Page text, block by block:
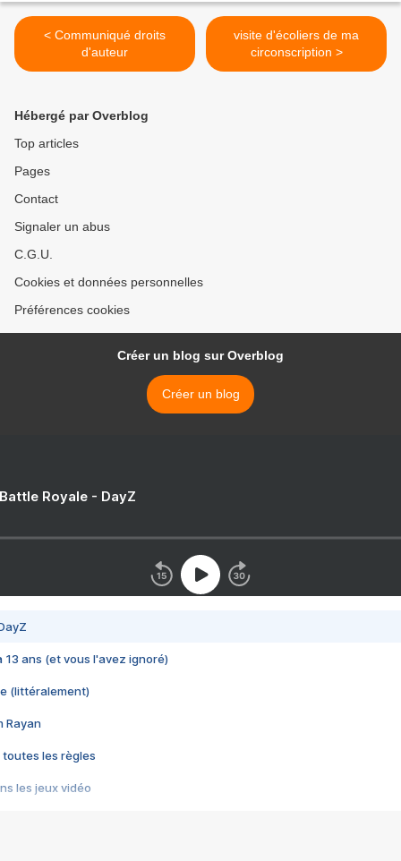
< Communiqué droits
d'auteur
visite d'écoliers de ma
circonscription >
Hébergé par Overblog
Top articles
Pages
Contact
Signaler un abus
C.G.U.
Cookies et données personnelles
Préférences cookies
Créer un blog sur Overblog
Créer un blog
Royale - DayZ
13 ans (et vous l'avez ignoré)
(littéralement)
Rayan
toutes les règles
les jeux vidéo